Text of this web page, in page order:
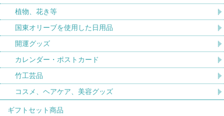
植物、花き等
国東オリーブを使用した日用品
開運グッズ
カレンダー・ポストカード
竹工芸品
コスメ、ヘアケア、美容グッズ
ギフトセット商品